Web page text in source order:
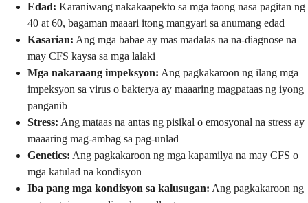
Edad: Karaniwang nakakaapekto sa mga taong nasa pagitan ng
40 at 60, bagaman maaari itong mangyari sa anumang edad
Kasarian: Ang mga babae ay mas madalas na na-diagnose na
may CFS kaysa sa mga lalaki
Mga nakaraang impeksyon: Ang pagkakaroon ng ilang mga
impeksyon sa virus o bakterya ay maaaring magpataas ng iyong
panganib
Stress: Ang mataas na antas ng pisikal o emosyonal na stress ay
maaaring mag-ambag sa pag-unlad
Genetics: Ang pagkakaroon ng mga kapamilya na may CFS o
mga katulad na kondisyon
Iba pang mga kondisyon sa kalusugan: Ang pagkakaroon ng